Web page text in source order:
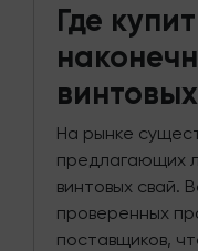
Где
На рынке
предлагающих
винтовых свай.
проверенных
поставщиков,